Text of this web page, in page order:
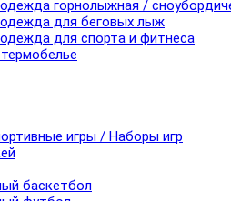
горнолыжная /
для беговых лыж
для спорта и фитнеса
игры / Наборы игр
баскетбол